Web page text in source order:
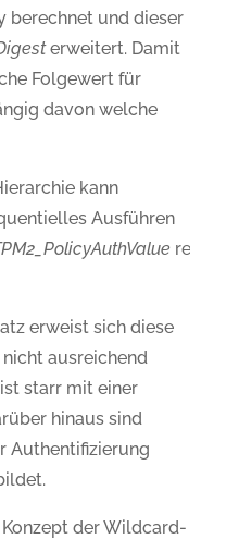
berechnet und dieser
erweitert. Damit
Folgewert für
davon welche
kann
Ausführen
erweist sich diese
ausreichend
starr mit einer
hinaus sind
Authentifizierung
der Wildcard-